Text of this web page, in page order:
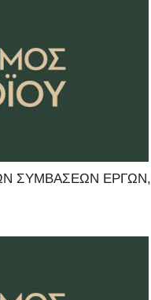
ΣΥΜΒΑΣΕΩΝ ΕΡΓΩΝ,